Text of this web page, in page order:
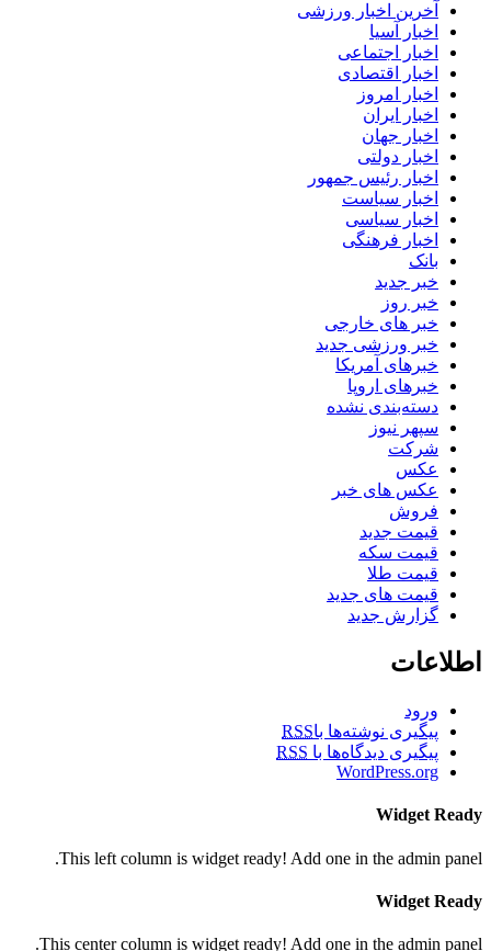
آخرین اخبار ورزشی
اخبار آسیا
اخبار اجتماعی
اخبار اقتصادی
اخبار امروز
اخبار ایران
اخبار جهان
اخبار دولتی
اخبار رئیس جمهور
اخبار سیاست
اخبار سیاسی
اخبار فرهنگی
بانک
خبر جدید
خبر روز
خبر های خارجی
خبر ورزشی جدید
خبرهای آمریکا
خبرهای اروپا
دسته‌بندی نشده
سپهر نیوز
شرکت
عکس
عکس های خبر
فروش
قیمت جدید
قیمت سکه
قیمت طلا
قیمت های جدید
گزارش جدید
اطلاعات
ورود
پیگیری نوشته‌ها باRSS
پیگیری دیدگاه‌ها با RSS
WordPress.org
Widget Ready
This left column is widget ready! Add one in the admin panel.
Widget Ready
This center column is widget ready! Add one in the admin panel.